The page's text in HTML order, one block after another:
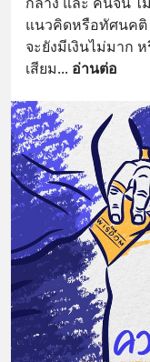
แนวคิดหรือทัศนค
จะยังมีเงินไม่มาก
เสียม... อ่านต่อ